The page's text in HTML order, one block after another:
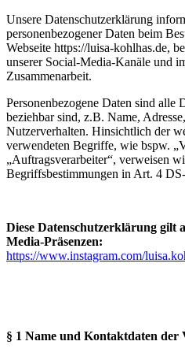
Unsere Datenschutzerklärung
personenbezogener Daten beim
Webseite https://luisa-kohlhas.de,
unserer Social-Media-Kanäle und
Zusammenarbeit.
Personenbezogene Daten sind alle
beziehbar sind, z.B. Name,
Nutzerverhalten. Hinsichtlich der
verwendeten Begriffe, wie bspw.
„Auftragsverarbeiter“, verweisen
Begriffsbestimmungen in Art. 4
Diese Datenschutzerklärung gilt
Media-Präsenzen:
https://www.instagram.com/
§ 1 Name und Kontaktdaten der